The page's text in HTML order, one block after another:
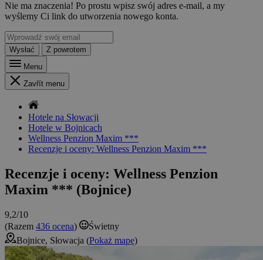
Nie ma znaczenia! Po prostu wpisz swój adres e-mail, a my
wyślemy Ci link do utworzenia nowego konta.
Wysłać
Z powrotem
Menu
Zavřít menu
Hotele na Słowacji
Hotele w Bojnicach
Wellness Penzion Maxim ***
Recenzje i oceny: Wellness Penzion Maxim ***
Recenzje i oceny: Wellness Penzion
Maxim *** (Bojnice)
9,2/10
(Razem 436 ocena)
Świetny
Bojnice, Słowacja (Pokaż mapę)